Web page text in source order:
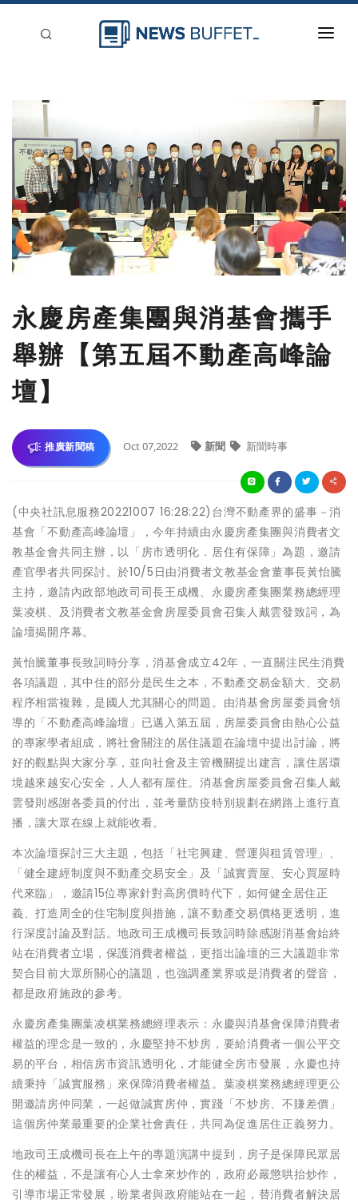
新聞稿分類
登入
刊登
永慶房產集團與消基會攜手
舉辦【第五屆不動產高峰論
壇】
推廣新聞稿 Oct 07,2022 新聞 新聞時事
(中央社訊息服務20221007 16:28:22)台灣不動產界的盛事－消
基會「不動產高峰論壇」，今年持續由永慶房產集團與消費者文
教基金會共同主辦，以「房市透明化．居住有保障」為題，邀請
產官學者共同探討。於10/5日由消費者文教基金會董事長黃怡騰
主持，邀請內政部地政司司長王成機、永慶房產集團業務總經理
葉凌棋、及消費者文教基金會房屋委員會召集人戴雲發致詞，為
論壇揭開序幕。
黃怡騰董事長致詞時分享，消基會成立42年，一直關注民生消費
各項議題，其中住的部分是民生之本，不動產交易金額大、交易
程序相當複雜，是國人尤其關心的問題。由消基會房屋委員會領
導的「不動產高峰論壇」已邁入第五屆，房屋委員會由熱心公益
的專家學者組成，將社會關注的居住議題在論壇中提出討論，將
好的觀點與大家分享，並向社會及主管機關提出建言，讓住居環
境越來越安心安全，人人都有屋住。消基會房屋委員會召集人戴
雲發則感謝各委員的付出，並考量防疫特別規劃在網路上進行直
播，讓大眾在線上就能收看。
本次論壇探討三大主題，包括「社宅興建、營運與租賃管理」、
「健全建經制度與不動產交易安全」及「誠實賣屋、安心買屋時
代來臨」，邀請15位專家針對高房價時代下，如何健全居住正
義、打造周全的住宅制度與措施，讓不動產交易價格更透明，進
行深度討論及對話。地政司王成機司長致詞時除感謝消基會始終
站在消費者立場，保護消費者權益，更指出論壇的三大議題非常
契合目前大眾所關心的議題，也強調產業界或是消費者的聲音，
都是政府施政的參考。
永慶房產集團葉凌棋業務總經理表示：永慶與消基會保障消費者
權益的理念是一致的，永慶堅持不炒房，要給消費者一個公平交
易的平台，相信房市資訊透明化，才能健全房市發展，永慶也持
續秉持「誠實服務」來保障消費者權益。葉凌棋業務總經理更公
開邀請房仲同業，一起做誠實房仲，實踐「不炒房、不賺差價」
這個房仲業最重要的企業社會責任，共同為促進居住正義努力。
地政司王成機司長在上午的專題演講中提到，房子是保障民眾居
住的權益，不是讓有心人士拿來炒作的，政府必嚴懲哄抬炒作，
引導市場正常發展，盼業者與政府能站在一起，替消費者解決居